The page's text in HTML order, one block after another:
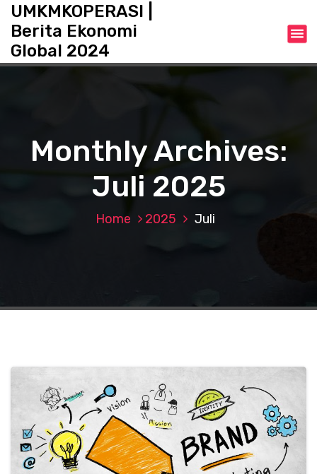
t
UMKMKOPERASI |
Berita Ekonomi
Global 2024
Monthly Archives:
Juli 2025
Home 2025 Juli